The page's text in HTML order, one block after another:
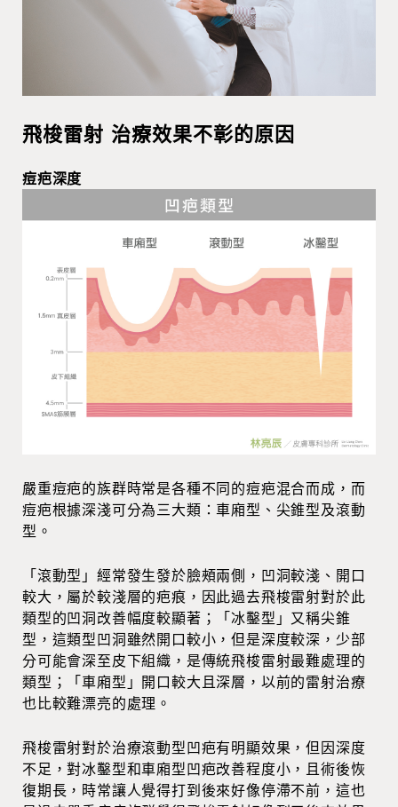
飛梭雷射 治療效果不彰的原因
痘疤深度
嚴重痘疤的族群時常是各種不同的痘疤混合而成，而
痘疤根據深淺可分為三大類：車廂型、尖錐型及滾動
型。
「滾動型」經常發生發於臉頰兩側，凹洞較淺、開口
較大，屬於較淺層的疤痕，因此過去飛梭雷射對於此
類型的凹洞改善幅度較顯著；「冰鑿型」又稱尖錐
型，這類型凹洞雖然開口較小，但是深度較深，少部
分可能會深至皮下組織，是傳統飛梭雷射最難處理的
類型；「車廂型」開口較大且深層，以前的雷射治療
也比較難漂亮的處理。
飛梭雷射對於治療滾動型凹疤有明顯效果，但因深度
不足，對冰鑿型和車廂型凹疤改善程度小，且術後恢
復期長，時常讓人覺得打到後來好像停滯不前，這也